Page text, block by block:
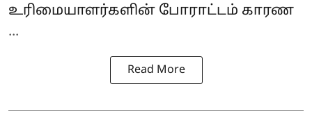
உரிமையாளர்களின் போராட்டம் காரண
...
Read More